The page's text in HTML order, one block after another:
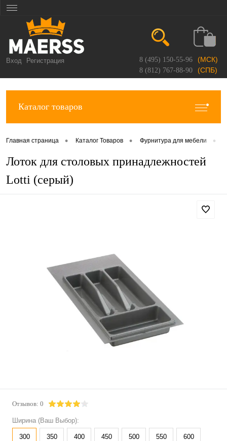
Вход Регистрация 8 (495) 150-55-96 (МСК)
8 (812) 767-88-90 (СПБ)
Каталог товаров
Главная страница • Каталог Товаров • Фурнитура для мебели •
Лоток для столовых принадлежностей
Lotti (серый)
Отзывов: 0
Ширина (Ваш Выбор):
300 350 400 450 500 550 600